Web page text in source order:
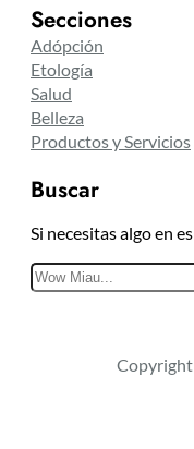
Secciones
Adópción
Etología
Salud
Belleza
Productos y Servicios
Buscar
Si necesitas algo en
Copyright